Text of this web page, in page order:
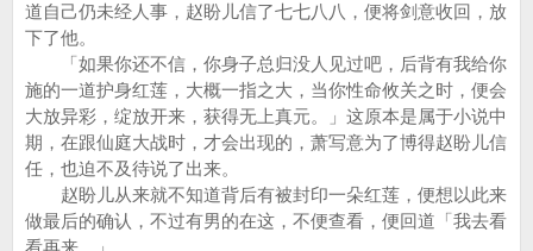
道自己仍未经人事，赵盼儿信了七七八八，便将剑意收回，放
下了他。
「如果你还不信，你身子总归没人见过吧，后背有我给你
施的一道护身红莲，大概一指之大，当你性命攸关之时，便会
大放异彩，绽放开来，获得无上真元。」这原本是属于小说中
期，在跟仙庭大战时，才会出现的，萧写意为了博得赵盼儿信
任，也迫不及待说了出来。
赵盼儿从来就不知道背后有被封印一朵红莲，便想以此来
做最后的确认，不过有男的在这，不便查看，便回道「我去看
看再来。」